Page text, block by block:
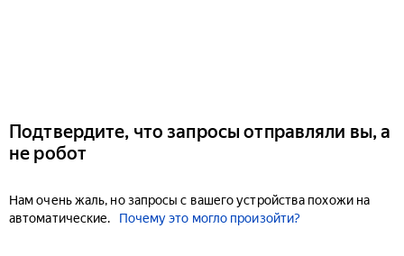
Подтвердите, что запросы отправляли вы, а
не робот
Нам очень жаль, но запросы с вашего устройства похожи на
автоматические.
Почему это могло произойти?